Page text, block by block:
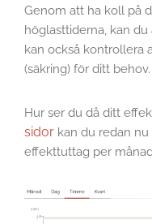
Genom att ha koll på
höglasttiderna, kan
kan också kontrollera
(säkring) för ditt behov.
Hur ser du då ditt
sidor kan du redan
effekttuttag per